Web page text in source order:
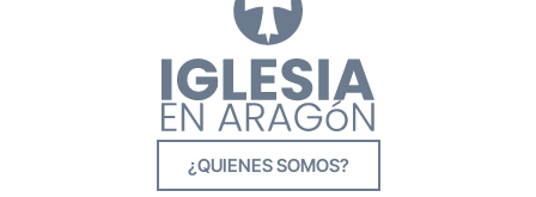
¿QUIENES SOMOS?